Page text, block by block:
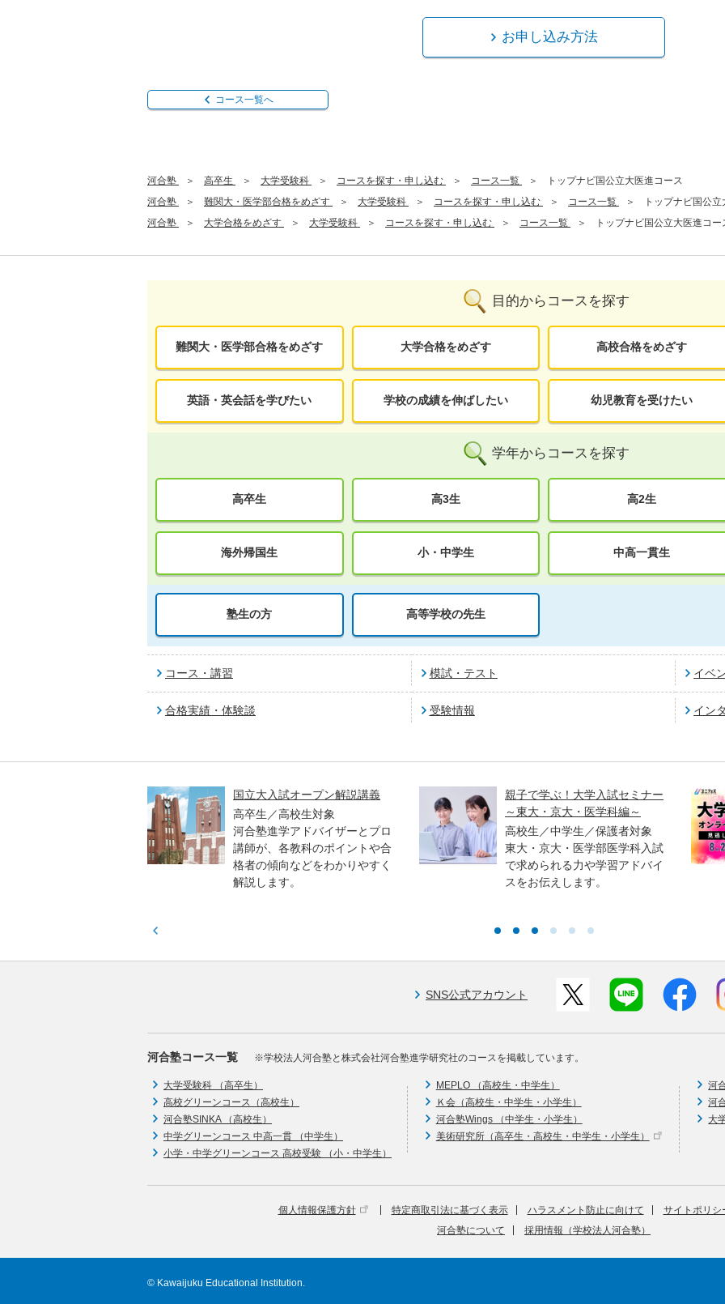
お申し込み方法
コース一覧へ
河合塾 高卒生 大学受験科 コースを探す・申し込む コース一覧
トップナビ国公立大医進コース
河合塾
難関大・医学部合格をめざす 大学受験科 コースを探す・申し込む コース一覧
トップナビ国公
河合塾
大学合格をめざす 大学受験科 コースを探す・申し込む コース一覧 トップナビ国公立大医進コー
目的からコースを探す
難関大・医学部合格をめざす 大学合格をめざす 高校合格をめざす
英語・英会話を学びたい 学校の成績を伸ばしたい 幼児教育を受けたい
学年からコースを探す
高卒生 高3生 高2生
海外帰国生 小・中学生 中高一貫生
塾生の方 高等学校の先生
コース・講習 模試・テスト イベ
合格実績・体験談 受験情報 イン
国立大入試オープン解説講義
高卒生／高校生対象
河合塾進学アドバイザーとプロ
講師が、各教科のポイントや合
格者の傾向などをわかりやすく
解説します。
親子で学ぶ！大学入試セミナー
～東大・京大・医学科編～
高校生／中学生／保護者対象
東大・京大・医学部医学科入試
で求められる力や学習アドバイ
スをお伝えします。
SNS公式アカウント
河合塾コース一覧 ※学校法人河合塾と株式会社河合塾進学研究社のコースを掲載しています。
大学受験科 （高卒生）
高校グリーンコース（高校生）
河合塾SINKA （高校生）
中学グリーンコース 中高一貫 （中学生）
小学・中学グリーンコース 高校受験 （小・中学生）
MEPLO （高校生・中学生）
Ｋ会（高校生・中学生・小学生）
河合塾Wings （中学生・小学生）
美術研究所（高卒生・高校生・中学生・小学生）
河
河
大
個人情報保護方針 特定商取引法に基づく表示 ハラスメント防止に向けて サイトポリシ
河合塾について
採用情報（学校法人河合塾）
© Kawaijuku Educational Institution.